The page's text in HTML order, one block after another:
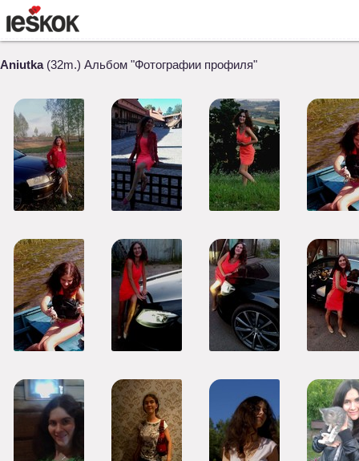
Aniutka(32m.) Альбом "Фотографии профиля"